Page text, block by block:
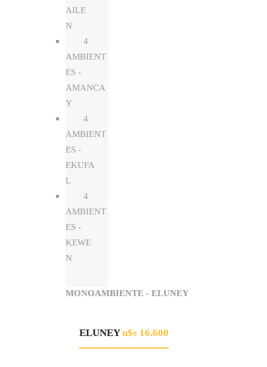
AILE
N
4
AMBIENT
ES -
AMANCA
Y
4
AMBIENT
ES -
EKUFA
L
4
AMBIENT
ES -
KEWE
N
MONOAMBIENTE - ELUNEY
ELUNEYu$s 16.600